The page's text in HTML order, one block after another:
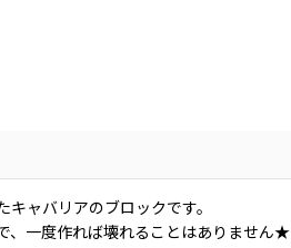
ャバリアのブロックです。
、一度作れば壊れることはありません★